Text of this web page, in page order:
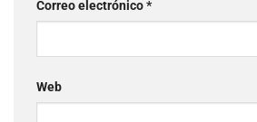
Correo electrónico*
Web